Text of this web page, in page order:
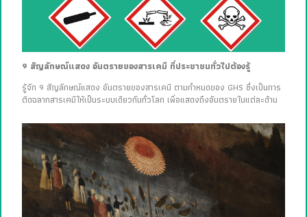
9 สัญลักษณ์แสดง อันตรายของสารเคมี ที่ประชาชนทั่วไปต้องรู้
รู้จัก 9 สัญลักษณ์แสดง อันตรายของสารเคมี ตามกำหนดของ GHS ซึ่งเป็นการ
ติดฉลากสารเคมีให้เป็นระบบเดียวกันทั่วโลก เพื่อแสดงถึงอันตรายในแต่ละด้าน